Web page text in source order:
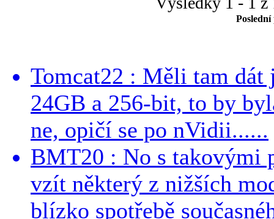
Tomcat22 : Měli tam dát
24GB a 256-bit, to by
ne, opičí se po nVidii......
BMT20 : No s takovými
vzít některý z nižších
blízko spotřebě